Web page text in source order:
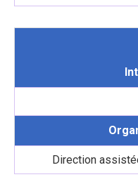
Direction